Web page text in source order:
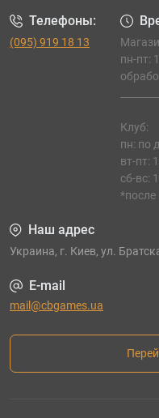
Телефоны:
(095) 919 18 13
пн-пт:
Клуб:
пн: по
вт-пт:
сб-вс:
*после
Наш адрес
Украина, г. Киев, ул.
E-mail
mail@cbgames.ua